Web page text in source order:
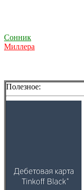
Сонник
Миллера
Полезное: